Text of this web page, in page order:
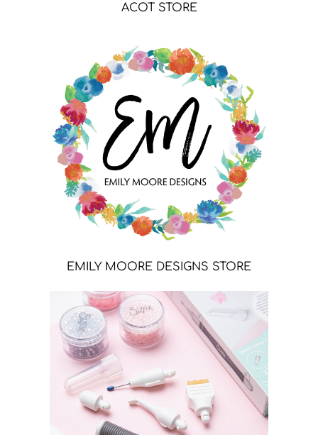
ACOT STORE
EMILY MOORE DESIGNS STORE